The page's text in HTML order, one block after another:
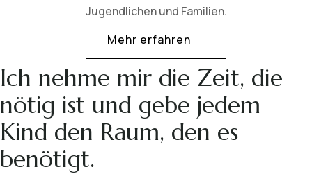
Jugendlichen und Familien.
Mehr erfahren
Ich nehme mir die Zeit, die
nötig ist und gebe jedem
Kind den Raum, den es
benötigt.